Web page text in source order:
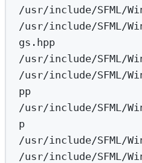
/usr/include/SFML/
/usr/include/SFML/
gs.hpp
/usr/include/SFML/
/usr/include/SFML/
pp
/usr/include/SFML/
p
/usr/include/SFML/
/usr/include/SFML/